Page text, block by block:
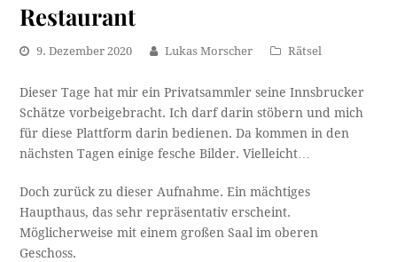
Restaurant
9. Dezember 2020 Lukas Morscher Rätsel
Dieser Tage hat mir ein Privatsammler seine Innsbrucker
Schätze vorbeigebracht. Ich darf darin stöbern und mich
für diese Plattform darin bedienen. Da kommen in den
nächsten Tagen einige fesche Bilder. Vielleicht…
Doch zurück zu dieser Aufnahme. Ein mächtiges
Haupthaus, das sehr repräsentativ erscheint.
Möglicherweise mit einem großen Saal im oberen
Geschoss.